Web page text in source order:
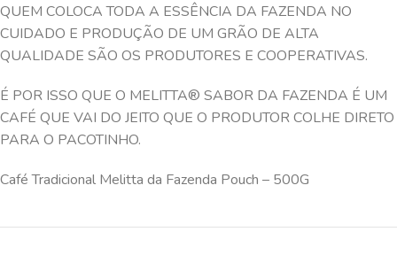
QUEM COLOCA TODA A ESSÊNCIA DA FAZENDA NO
CUIDADO E PRODUÇÃO DE UM GRÃO DE ALTA
QUALIDADE SÃO OS PRODUTORES E COOPERATIVAS.
É POR ISSO QUE O MELITTA® SABOR DA FAZENDA É UM
CAFÉ QUE VAI DO JEITO QUE O PRODUTOR COLHE DIRETO
PARA O PACOTINHO.
Café Tradicional Melitta da Fazenda Pouch – 500G